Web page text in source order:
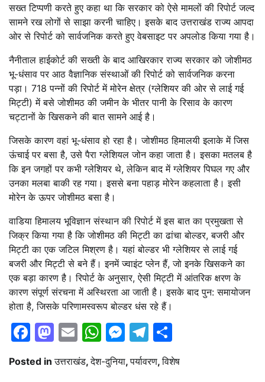
सख्त टिप्पणी करते हुए कहा था कि सरकार को ऐसे मामलों की रिपोर्ट जल्द
सामने रख लोगों से साझा करनी चाहिए। इसके बाद उत्तराखंड राज्य आपदा
ओर से रिपोर्ट को सार्वजनिक करते हुए वेबसाइट पर अपलोड किया गया है।
नैनीताल हाईकोर्ट की सख्ती के बाद आखिरकार राज्य सरकार को जोशीमठ
भू-धंसाव पर आठ वैज्ञानिक संस्थाओं की रिपोर्ट को सार्वजनिक करना
पड़ा। 718 पन्नों की रिपोर्ट में मोरेन क्षेत्र (ग्लेशियर की ओर से लाई गई
मिट्टी) में बसे जोशीमठ की जमीन के भीतर पानी के रिसाव के कारण
चट्टानों के खिसकने की बात सामने आई है।
जिसके कारण वहां भू-धंसाव हो रहा है। जोशीमठ हिमालयी इलाके में जिस
ऊंचाई पर बसा है, उसे पैरा ग्लेशियल जोन कहा जाता है। इसका मतलब है
कि इन जगहों पर कभी ग्लेशियर थे, लेकिन बाद में ग्लेशियर पिघल गए और
उनका मलबा बाकी रह गया। इससे बना पहाड़ मोरेन कहलाता है। इसी
मोरेन के ऊपर जोशीमठ बसा है।
वाडिया हिमालय भूविज्ञान संस्थान की रिपोर्ट में इस बात का प्रमुखता से
जिक्र किया गया है कि जोशीमठ की मिट्टी का ढांचा बोल्डर, बजरी और
मिट्टी का एक जटिल मिश्रण है। यहां बोल्डर भी ग्लेशियर से लाई गई
बजरी और मिट्टी से बने हैं। इनमें ज्वाइंट प्लेन हैं, जो इनके खिसकने का
एक बड़ा कारण है। रिपोर्ट के अनुसार, ऐसी मिट्टी में आंतरिक क्षरण के
कारण संपूर्ण संरचना में अस्थिरता आ जाती है। इसके बाद पुन: समायोजन
होता है, जिसके परिणामस्वरूप बोल्डर धंस रहे हैं।
Facebook
Mastodon
EmailWhatsApp
Messenger
Telegram
Posted inउत्तराखंड,देश-दुनिया,पर्यावरण,विशेष